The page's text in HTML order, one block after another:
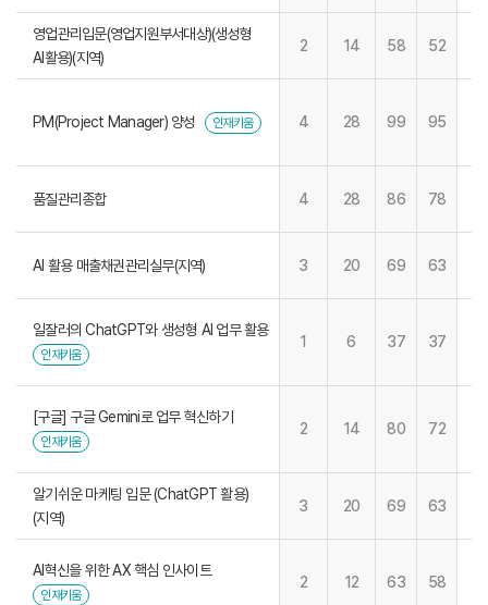
영업관리입문(영업지원부서대상)(생성형
AI활용)(지역)
2 14 58 52
PM(Project Manager) 양성 인재키움 4 28 99 95
품질관리종합 4 28 86 78
AI 활용 매출채권관리실무(지역) 3 20 69 63
일잘러의 ChatGPT와 생성형 AI 업무 활용
인재키움
1 6 37 37
[구글] 구글 Gemini로 업무 혁신하기
인재키움
2 14 80 72
알기쉬운 마케팅 입문 (ChatGPT 활용)
(지역)
3 20 69 63
AI혁신을 위한 AX 핵심 인사이트
인재키움
2 12 63 58